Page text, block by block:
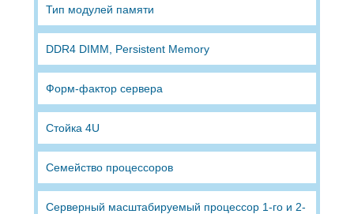
Тип модулей памяти
DDR4 DIMM, Persistent Memory
Форм-фактор сервера
Стойка 4U
Семейство процессоров
Серверный масштабируемый процессор 1-го и 2-